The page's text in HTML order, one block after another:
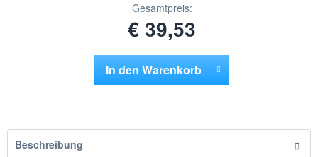
Gesamtpreis:
€ 39,53
In den Warenkorb
Beschreibung